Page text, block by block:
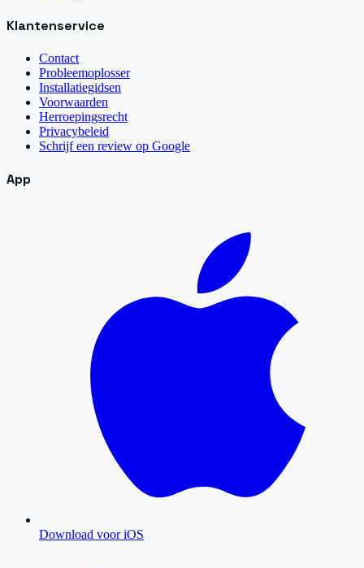
Klantenservice
Contact
Probleemoplosser
Installatiegidsen
Voorwaarden
Herroepingsrecht
Privacybeleid
Schrijf een review op Google
App
Download voor iOS